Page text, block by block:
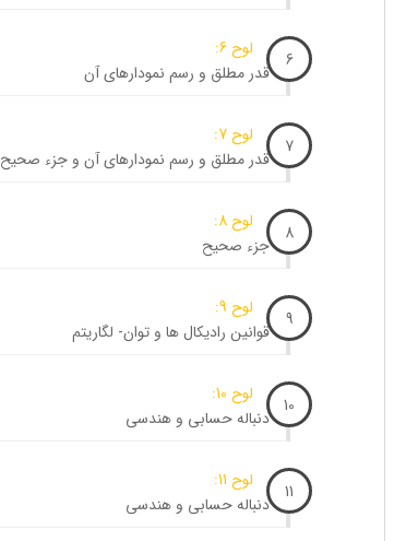
6
لوح 6:
قدر مطلق و رسم نمودارهای آن
7
لوح 7:
قدر مطلق و رسم نمودارهای آن و جزء صحیح
8
لوح 8:
جزء صحیح
9
لوح 9:
قوانین رادیکال ها و توان- لگاریتم
10
لوح 10:
دنباله حسابی و هندسی
11
لوح 11:
دنباله حسابی و هندسی